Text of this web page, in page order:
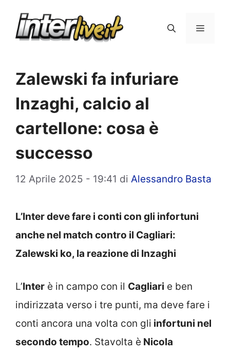
Menu
Zalewski fa infuriare
Inzaghi, calcio al
cartellone: cosa è
successo
12 Aprile 2025 - 19:41 di Alessandro Basta
L’Inter deve fare i conti con gli infortuni
anche nel match contro il Cagliari:
Zalewski ko, la reazione di Inzaghi
L’Inter è in campo con il Cagliari e ben
indirizzata verso i tre punti, ma deve fare i
conti ancora una volta con gli infortuni nel
secondo tempo. Stavolta è Nicola